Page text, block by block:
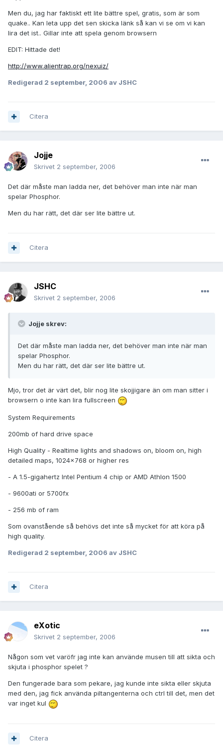
Men du, jag har faktiskt ett lite bättre spel, gratis, som är som
quake.. Kan leta upp det sen skicka länk så kan vi se om vi kan
lira det ist.. Gillar inte att spela genom browsern
EDIT: Hittade det!
http://www.alientrap.org/nexuiz/
Redigerad 2 september, 2006 av JSHC
Citera
Jojje
Skrivet 2 september, 2006
Det där måste man ladda ner, det behöver man inte när man
spelar Phosphor.
Men du har rätt, det där ser lite bättre ut.
Citera
JSHC
Skrivet 2 september, 2006
Jojje skrev:
Det där måste man ladda ner, det behöver man inte när man
spelar Phosphor.
Men du har rätt, det där ser lite bättre ut.
Mjo, tror det är värt det, blir nog lite skojjigare än om man sitter i
browsern o inte kan lira fullscreen
System Requirements
200mb of hard drive space
High Quality - Realtime lights and shadows on, bloom on, high
detailed maps, 1024x768 or higher res
- A 1.5-gigahertz Intel Pentium 4 chip or AMD Athlon 1500
- 9600ati or 5700fx
- 256 mb of ram
Som ovanstående så behövs det inte så mycket för att köra på
high quality.
Redigerad 2 september, 2006 av JSHC
Citera
eXotic
Skrivet 2 september, 2006
Någon som vet varöfr jag inte kan använde musen till att sikta och
skjuta i phosphor spelet ?
Den fungerade bara som pekare, jag kunde inte sikta eller skjuta
med den, jag fick använda piltangenterna och ctrl till det, men det
var inget kul
Citera